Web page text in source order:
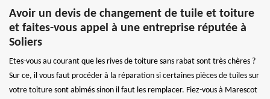
Avoir un devis de changement de tuile et toiture
et faites-vous appel à une entreprise réputée à
Soliers
Etes-vous au courant que les rives de toiture sans rabat sont très chères ?
Sur ce, il vous faut procéder à la réparation si certaines pièces de tuiles sur
votre toiture sont abimés sinon il faut les remplacer. Fiez-vous à Marescot